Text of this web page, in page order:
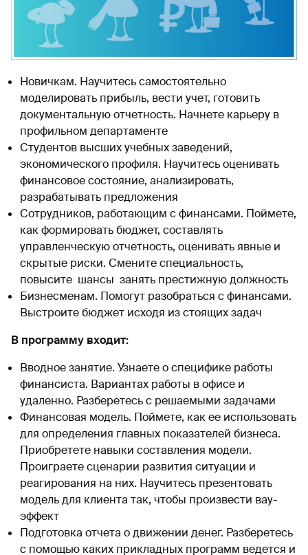
Новичкам. Научитесь самостоятельно
моделировать прибыль, вести учет, готовить
документальную отчетность. Начнете карьеру в
профильном департаменте
Студентов высших учебных заведений,
экономического профиля. Научитесь оценивать
финансовое состояние, анализировать,
разрабатывать предложения
Сотрудников, работающим с финансами. Поймете,
как формировать бюджет, составлять
управленческую отчетность, оценивать явные и
скрытые риски. Смените специальность,
повысите шансы занять престижную должность
Бизнесменам. Помогут разобраться с финансами.
Выстроите бюджет исходя из стоящих задач
В программу входит:
Вводное занятие. Узнаете о специфике работы
финансиста. Вариантах работы в офисе и
удаленно. Разберетесь с решаемыми задачами
Финансовая модель. Поймете, как ее использовать
для определения главных показателей бизнеса.
Приобретете навыки составления модели.
Проиграете сценарии развития ситуации и
реагирования на них. Научитесь презентовать
модель для клиента так, чтобы произвести вау-
эффект
Подготовка отчета о движении денег. Разберетесь
с помощью каких прикладных программ ведется и